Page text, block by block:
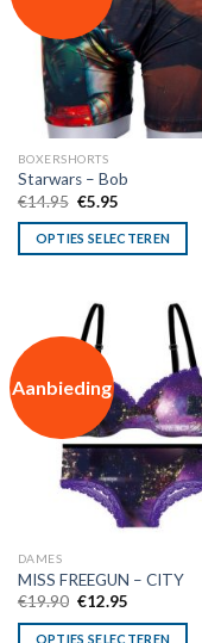
BOXERSHORTS
Starwars – Bob
€14.95 Oorspronkelijke
was:
€14.95.
€5.95Huidige
is:
€5.95.
OPTIES SELECTEREN
Aanbieding
DAMES
MISS FREEGUN – CITY
€19.90 Oorspronkelijke
was:
€12.95Huidige
is:
OPTIES SELECTEREN